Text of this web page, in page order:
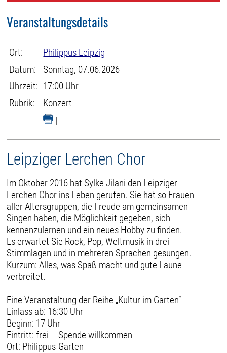
Veranstaltungsdetails
Ort:
Philippus Leipzig
Datum:
Sonntag, 07.06.2026
Uhrzeit: 17:00 Uhr
Rubrik:
Konzert
|
Leipziger Lerchen Chor
Im Oktober 2016 hat Sylke Jilani den Leipziger
Lerchen Chor ins Leben gerufen. Sie hat so Frauen
aller Altersgruppen, die Freude am gemeinsamen
Singen haben, die Möglichkeit gegeben, sich
kennenzulernen und ein neues Hobby zu finden.
Es erwartet Sie Rock, Pop, Weltmusik in drei
Stimmlagen und in mehreren Sprachen gesungen.
Kurzum: Alles, was Spaß macht und gute Laune
verbreitet.
Eine Veranstaltung der Reihe „Kultur im Garten“
Einlass ab: 16:30 Uhr
Beginn: 17 Uhr
Eintritt: frei – Spende willkommen
Ort: Philippus-Garten